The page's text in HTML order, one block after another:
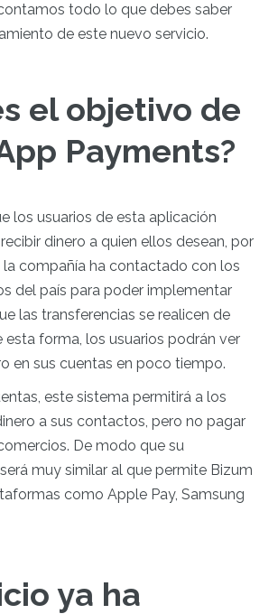
todo lo que debes saber
de este nuevo servicio.
el objetivo de
Payments?
los usuarios de esta aplicación
dinero a quien ellos desean, por
compañía ha contactado con los
del país para poder implementar
las transferencias se realicen de
esta forma, los usuarios podrán ver
en sus cuentas en poco tiempo.
este sistema permitirá a los
a sus contactos, pero no pagar
De modo que su
muy similar al que permite Bizum
como Apple Pay, Samsung
ya ha